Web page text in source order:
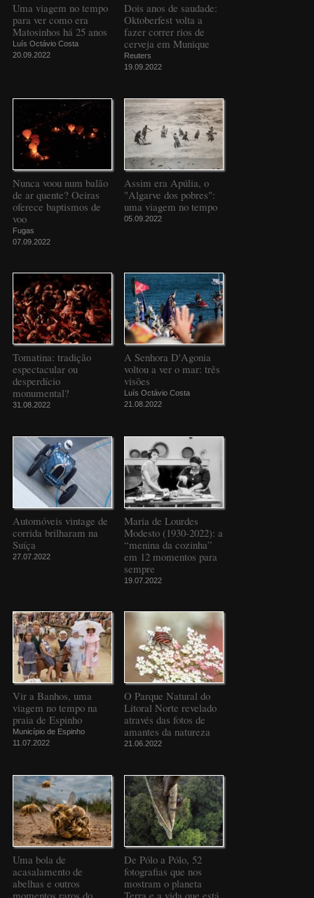
Uma viagem no tempo
para ver como era
Matosinhos há 25 anos
Luís Octávio Costa
20.09.2022
Dois anos de saudade:
Oktoberfest volta a
fazer correr rios de
cerveja em Munique
Reuters
19.09.2022
Nunca voou num balão
de ar quente? Oeiras
oferece baptismos de
voo
Fugas
07.09.2022
Assim era Apúlia, o
"Algarve dos pobres":
uma viagem no tempo
05.09.2022
Tomatina: tradição
espectacular ou
desperdício
monumental?
31.08.2022
A Senhora D'Agonia
voltou a ver o mar: três
visões
Luís Octávio Costa
21.08.2022
Automóveis vintage de
corrida brilharam na
Suíça
27.07.2022
Maria de Lourdes
Modesto (1930-2022): a
“menina da cozinha”
em 12 momentos para
sempre
19.07.2022
Vir a Banhos, uma
viagem no tempo na
praia de Espinho
Município de Espinho
11.07.2022
O Parque Natural do
Litoral Norte revelado
através das fotos de
amantes da natureza
21.06.2022
Uma bola de
acasalamento de
abelhas e outros
momentos raros do
De Pólo a Pólo, 52
fotografias que nos
mostram o planeta
Terra e a vida que está